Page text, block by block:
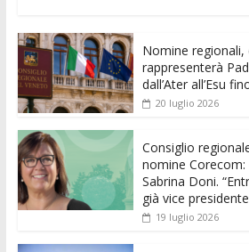
e
b
o
o
k
itt
er l s
A
p
p
ss
e
n
er
Nomine regionali,
rappresenterà
dall’Ater all’Esu
20 luglio 2026
Consiglio
nomine Corecom:
Sabrina Doni.
già vice
19 luglio 2026